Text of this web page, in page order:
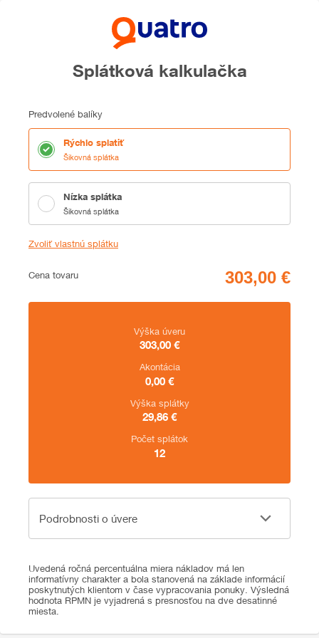
Splátková kalkulačka
Predvolené balíky
Rýchlo splatiť
Šikovná splátka
Nízka splátka
Šikovná splátka
Zvoliť vlastnú splátku
Cena
Cena tovaru
Zhrnutie
Výška úveru
303,00 €
Akontácia
0,00 €
Výška splátky
29,86 €
Počet splátok
12
Podrobnosti o úvere
Podrobnosti o úvere
Uvedená ročná percentuálna miera nákladov má len
informatívny charakter a bola stanovená na základe informácií
poskytnutých klientom v čase vypracovania ponuky. Výsledná
hodnota RPMN je vyjadrená s presnosťou na dve desatinné
miesta.